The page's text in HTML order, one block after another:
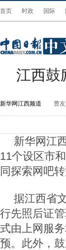
首页 时政 国际
江西鼓
新华网江西频道 曹
新华网江
11个设区市
同探索网吧
据江西省
行先照后证
式由上网服
预。此外，